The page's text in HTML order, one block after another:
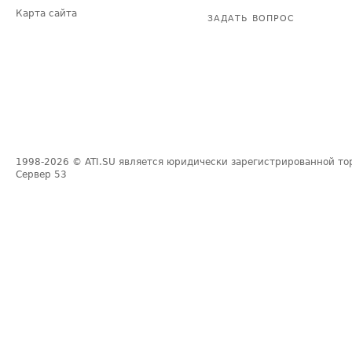
Карта сайта
ЗАДАТЬ ВОПРОС
1998-2026 © ATI.SU является юридически зарегистрированной
Сервер 53